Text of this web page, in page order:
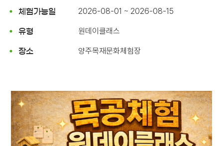
체험가능일 2026-08-01 ~ 2026-08-15
유형 원데이클래스
장소 양주목재문화체험장